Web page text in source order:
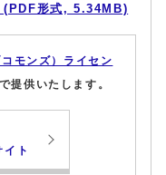
(PDF形式, 5.34MB)
モンズ）ライセン
で提供いたします。
ト